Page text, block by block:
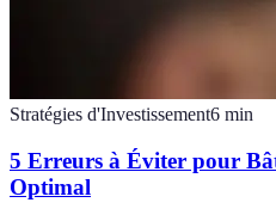
Stratégies d'Investissement6 min
5 Erreurs à Éviter pour
Optimal